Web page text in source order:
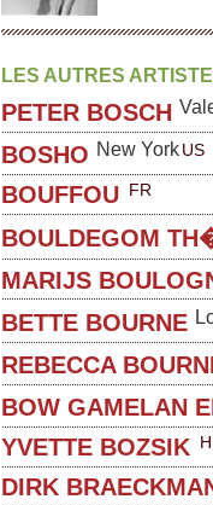
LES AUTRES
PETER BOSCH
BOSHO New YorkUS
BOUFFOU FR
BOULDEGOM
MARIJS
BETTE BOURNE
REBECCA
BOW GAMELAN
YVETTE BOZSIK
DIRK